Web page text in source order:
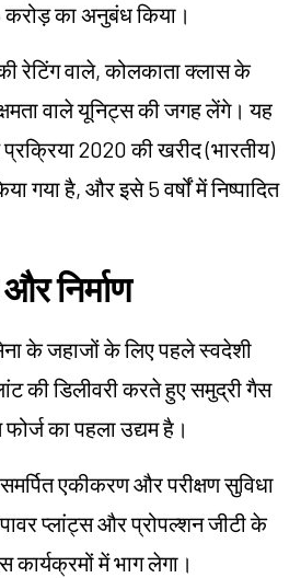
का अनुबंध किया।
रेटिंग वाले, कोलकाता क्लास के
वाले यूनिट्स की जगह लेंगे। यह
2020 की खरीद (भारतीय)
गया है, और इसे 5 वर्षों में निष्पादित
निर्माण
के जहाजों के लिए पहले स्वदेशी
की डिलीवरी करते हुए समुद्री गैस
फोर्ज का पहला उद्यम है।
एकीकरण और परीक्षण सुविधा
प्लांट्स और प्रोपल्शन जीटी के
कार्यक्रमों में भाग लेगा।